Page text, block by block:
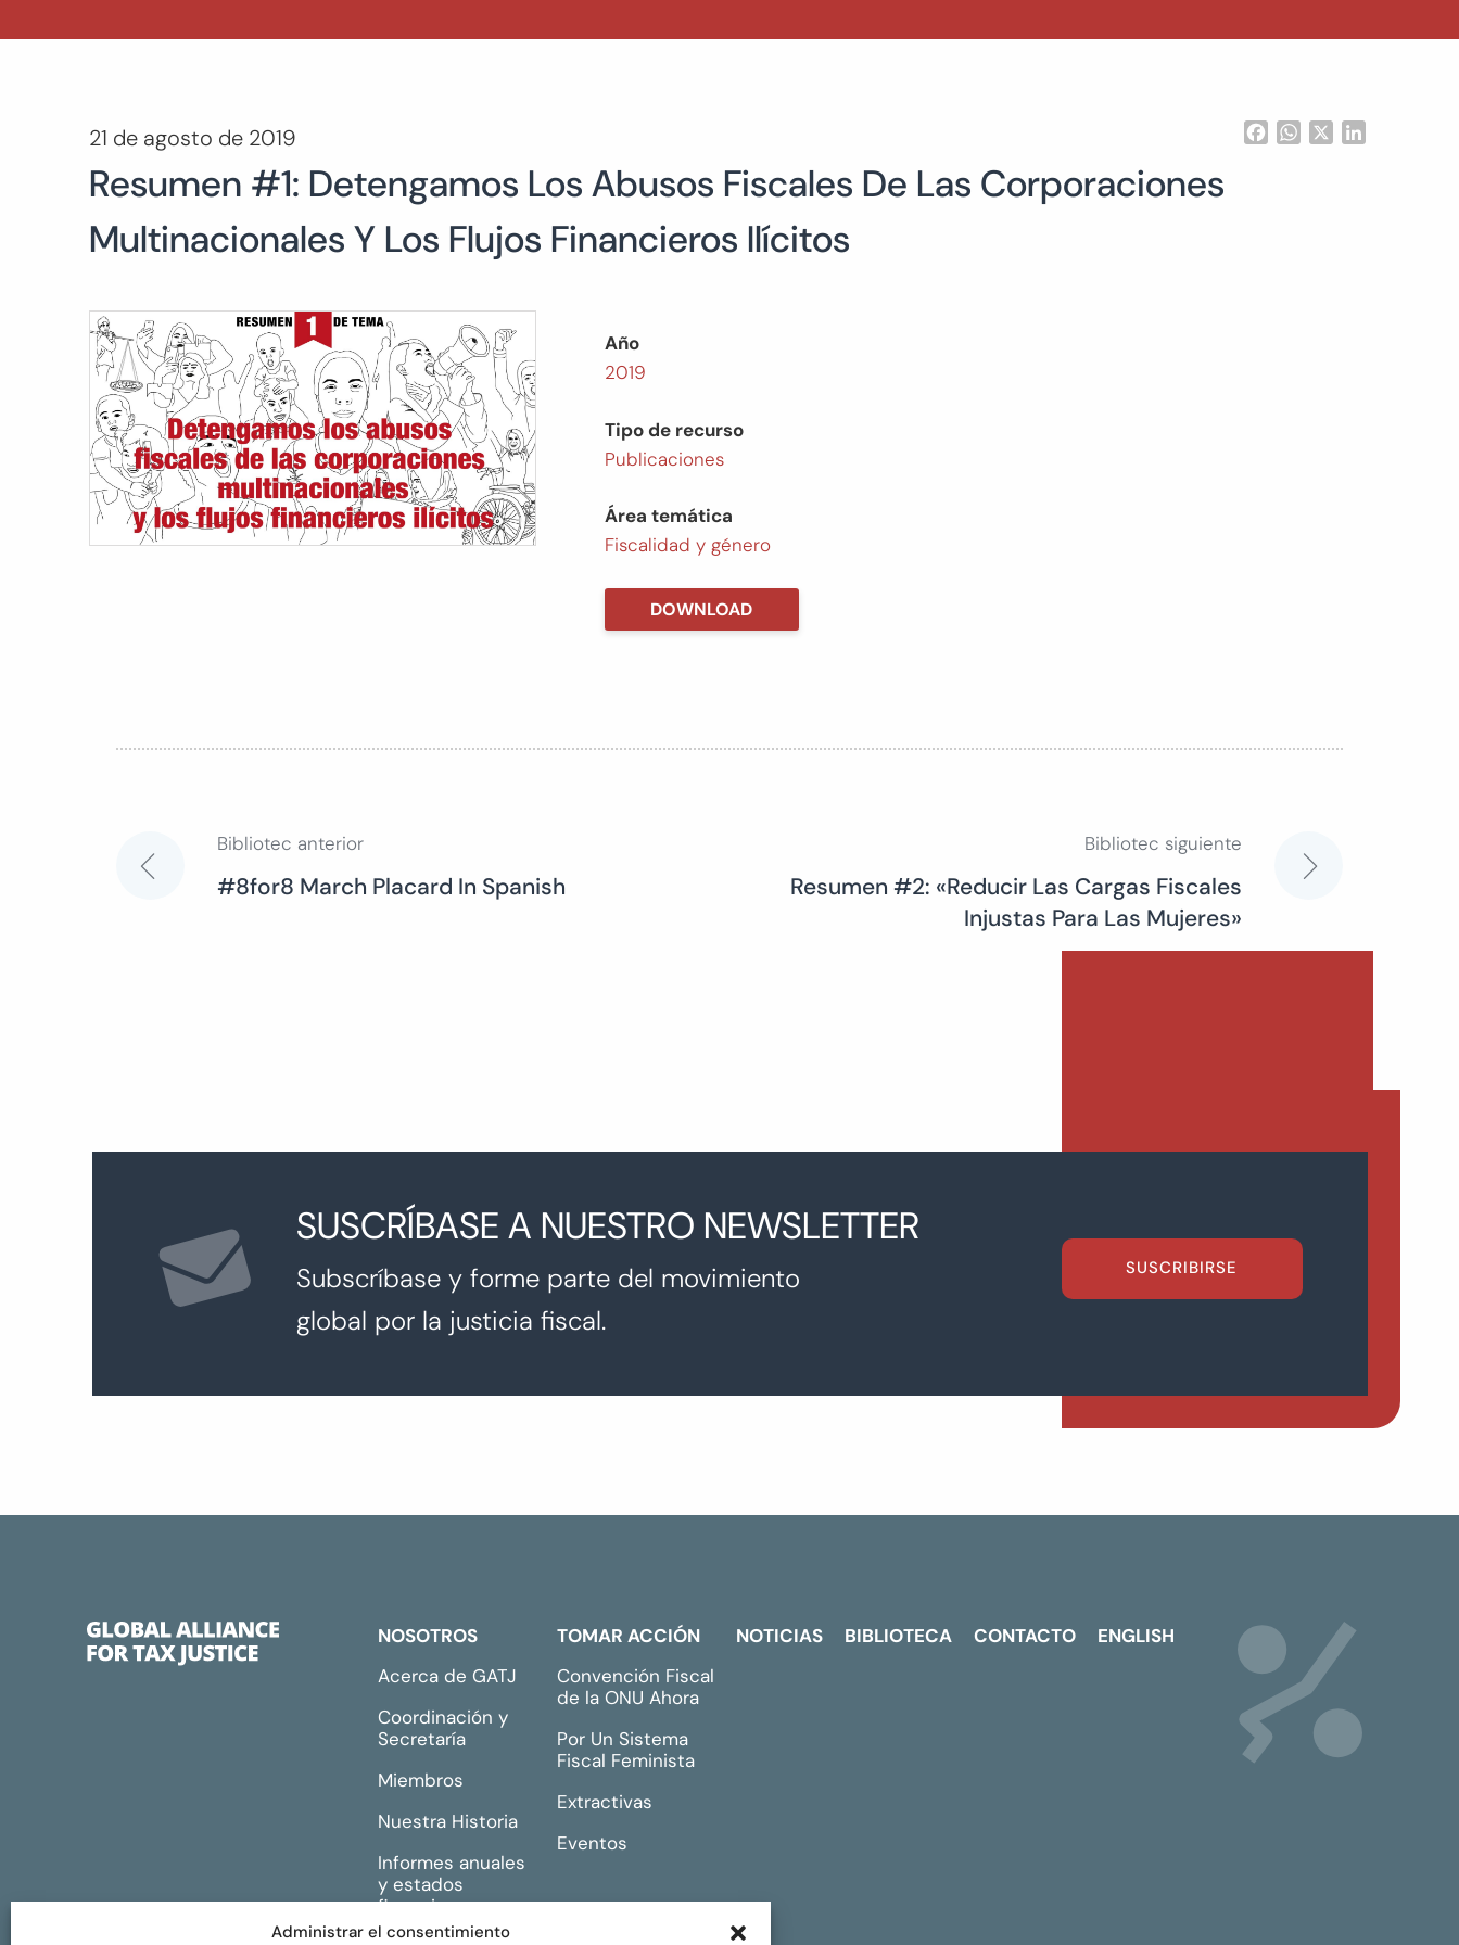
Administrar el consentimiento
21 de agosto de 2019 FacebookWhatsApp
Resumen #1: Detengamos Los Abusos Fiscales De Las Corporaciones
Multinacionales Y Los Flujos Financieros Ilícitos
Año
2019
Tipo de recurso
Publicaciones
Área temática
Fiscalidad y género
DOWNLOAD
Navegación
Bibliotec anterior
#8for8 March Placard In Spanish
Bibliotec siguiente
Resumen #2: «Reducir Las Cargas Fiscales
Injustas Para Las Mujeres»
SUSCRÍBASE A NUESTRO NEWSLETTER
Subscríbase y forme parte del movimiento
global por la justicia fiscal.
SUSCRIBIRSE
NOSOTROS
Acerca de GATJ
Coordinación y
Secretaría
Miembros
Nuestra Historia
Informes anuales
y estados
financieros
TOMAR ACCIÓN
Convención Fiscal
de la ONU Ahora
Por Un Sistema
Fiscal Feminista
Extractivas
Eventos
NOTICIAS BIBLIOTECA CONTACTO ENGLISH